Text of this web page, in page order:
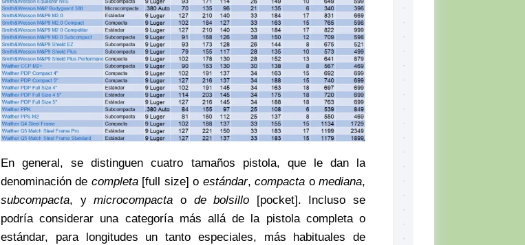
En general, se distinguen cuatro tamaños pistola, que le dan la
denominación de completa[full size] o estándar,compacta omediana,
subcompacta, ymicrocompacta o de bolsillo [pocket]. Incluso se
podría considerar una categoría más allá de la pistola completa o
estándar, para longitudes un tanto especiales, más habituales de